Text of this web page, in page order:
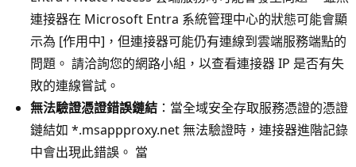
連接器在 Microsoft Entra 系統管理中心的狀態可能會顯
示為 [作用中]，但連接器可能仍有連線到雲端服務端點的
問題。 請洽詢您的網路小組，以查看連接器 IP 是否有失
敗的連線嘗試。
無法驗證憑證錯誤鏈結 ：當全域安全存取服務憑證的憑證
鏈結如 *.msappproxy.net 無法驗證時，連接器進階記錄
中會出現此錯誤。 當